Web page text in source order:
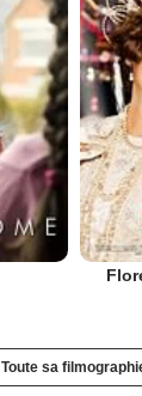
Toute sa